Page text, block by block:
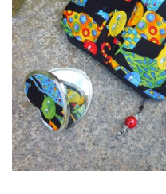
MOJE POSLEDNÍ PRÁCE